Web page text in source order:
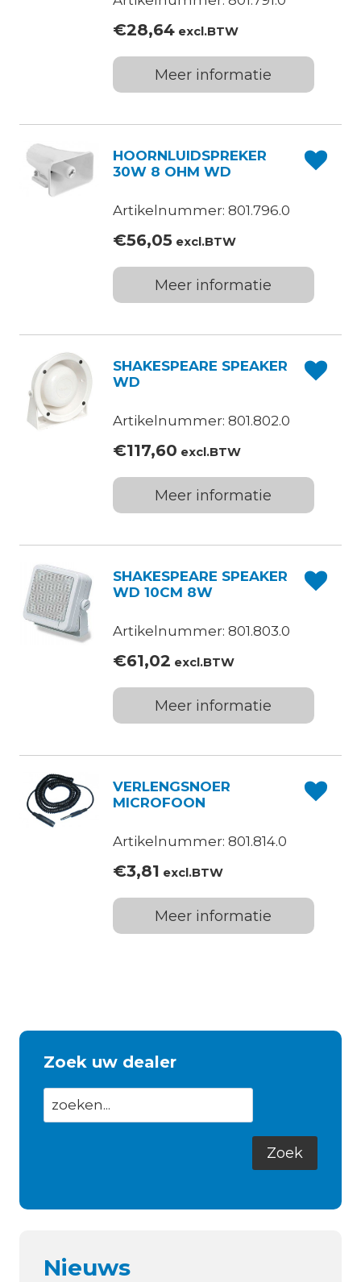
€28,64excl.BTW
Meer informatie
HOORNLUIDSPREKER
30W 8 OHM WD
Artikelnummer: 801.796.0
€56,05excl.BTW
Meer informatie
SHAKESPEARE SPEAKER
WD
Artikelnummer: 801.802.0
€117,60 excl.BTW
Meer informatie
SHAKESPEARE SPEAKER
WD 10CM 8W
Artikelnummer: 801.803.0
€61,02 excl.BTW
Meer informatie
VERLENGSNOER
MICROFOON
Artikelnummer: 801.814.0
€3,81 excl.BTW
Meer informatie
Zoek uw dealer
Nieuws